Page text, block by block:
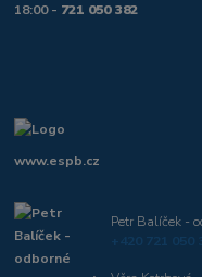
18:00 - 721 050 382
www.espb.cz
Petr Balíček -
+420 721 050